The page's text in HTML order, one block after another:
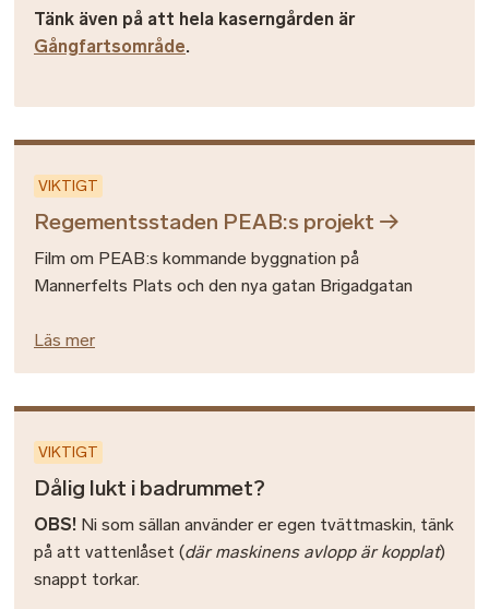
Tänk även på att hela kaserngården är
Gångfartsområde.
VIKTIGT
Regementsstaden PEAB:s projekt
Film om PEAB:s kommande byggnation på
Mannerfelts Plats och den nya gatan Brigadgatan
Läs mer
VIKTIGT
Dålig lukt i badrummet?
OBS! Ni som sällan använder er egen tvättmaskin, tänk
på att vattenlåset (där maskinens avlopp är kopplat)
snappt torkar.